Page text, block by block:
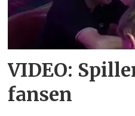
VIDEO:
fansen